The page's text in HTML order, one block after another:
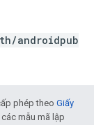
androidpub
phép theo Giấy
các mẫu mã lập